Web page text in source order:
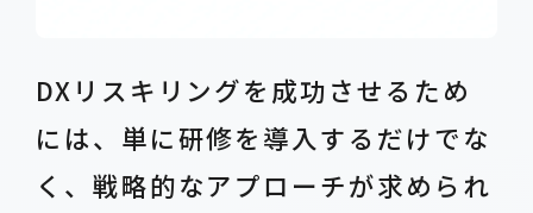
DXリスキリングを成功させるため
には、単に研修を導入するだけでな
く、戦略的なアプローチが求められ